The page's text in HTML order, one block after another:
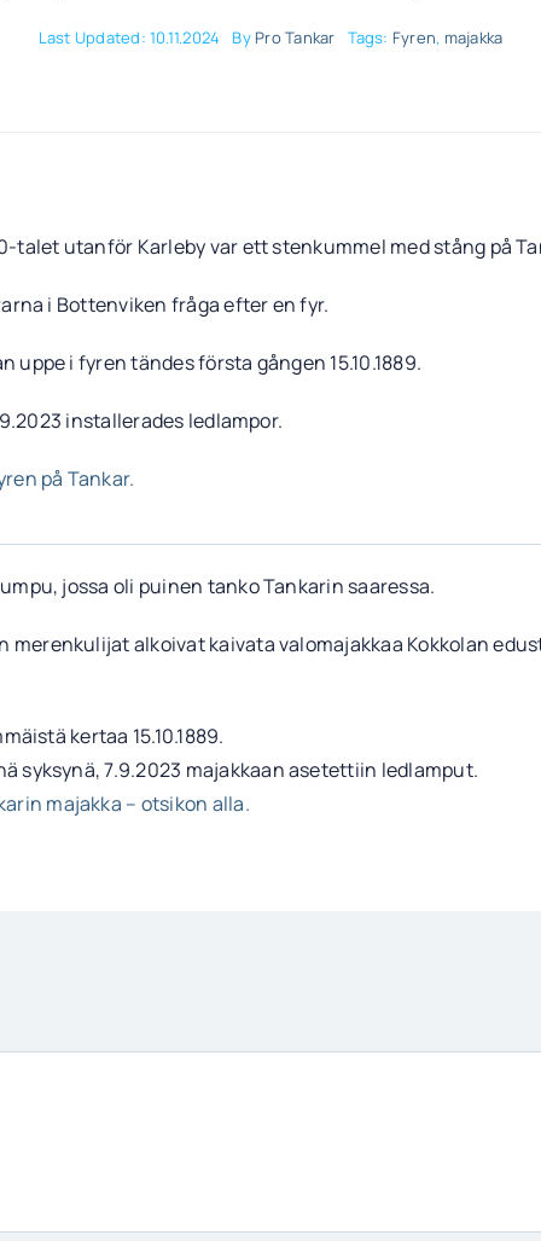
Last Updated: 10.11.2024 By Pro Tankar Tags: Fyren, majakka
talet utanför Karleby var ett stenkummel med stång på
i Bottenviken fråga efter en fyr.
uppe i fyren tändes första gången 15.10.1889.
installerades ledlampor.
på Tankar.
jossa oli puinen tanko Tankarin saaressa.
alkoivat kaivata valomajakkaa Kokkolan
kertaa 15.10.1889.
syksynä, 7.9.2023 majakkaan asetettiin ledlamput.
majakka – otsikon alla.